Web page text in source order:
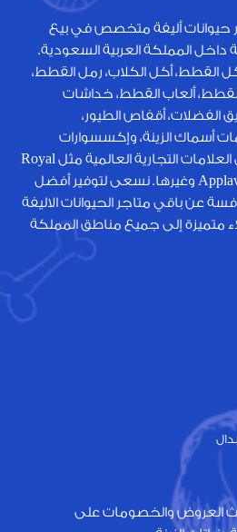
حيوانات أليفة متخصص في بيع
داخل المملكة العربية السعودية.
القطط، أكل الكلاب، رمل القطط،
ألعاب القطط، خداشات
الفضلات، أقفاص الطيور،
أسماك الزينة، وإكسسوارات
الحيوانات الأليفة من أفضل العلامات التجارية العالمية مثل Royal
Canin وJosera وAcana وApplaws وغيرها. نسعى لتوفير أفضل
عن باقي متاجر الحيوانات الاليفة
إلى جميع مناطق المملكة
العروض والخصومات على